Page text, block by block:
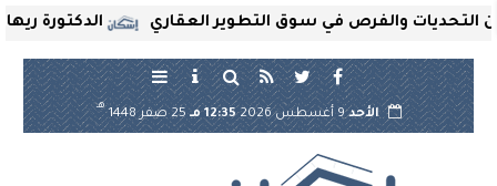
الدكتورة ريهام والفرص في سوق التطوير العقاري
الأحد9 أغسطس 2026 12:35 مـ 25 صفر 1448
هـ